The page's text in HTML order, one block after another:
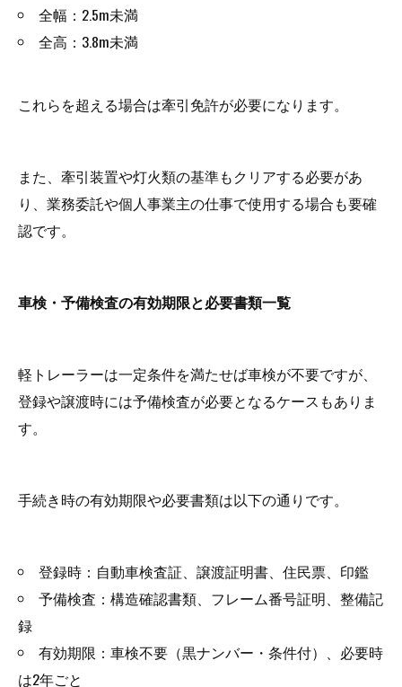
全幅：2.5m未満
全高：3.8m未満
これらを超える場合は牽引免許が必要になります。
また、牽引装置や灯火類の基準もクリアする必要があ
り、業務委託や個人事業主の仕事で使用する場合も要確
認です。
車検・予備検査の有効期限と必要書類一覧
軽トレーラーは一定条件を満たせば車検が不要ですが、
登録や譲渡時には予備検査が必要となるケースもありま
す。
手続き時の有効期限や必要書類は以下の通りです。
登録時：自動車検査証、譲渡証明書、住民票、印鑑
予備検査：構造確認書類、フレーム番号証明、整備記
録
有効期限：車検不要（黒ナンバー・条件付）、必要時
は2年ごと